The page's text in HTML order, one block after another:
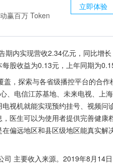
赢百万 Token
立即体验
期内实现营收2.34亿元，同比增长
股收益为0.13元，上年同期为0.15
，探索与各省级播控平台的合作
、电信江苏基地、未来电视、上
视机就能实现预约挂号、视频问
医生可以为使用者提供完善健康
偏远地区和县区级地区能真实解
主要收入来源。2019年8月14